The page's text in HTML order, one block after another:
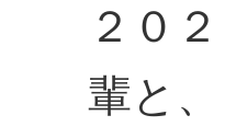
２０
輩と